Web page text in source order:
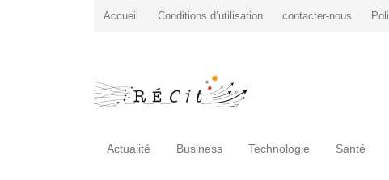
Accueil Conditions d’utilisation contacter-nous
Actualité Business Technologie Santé